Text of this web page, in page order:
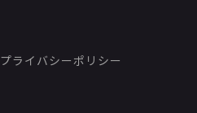
プライバシーポリシー